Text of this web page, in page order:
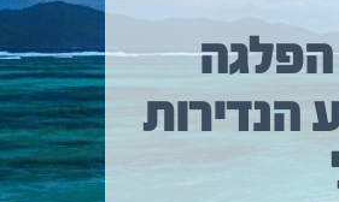
הפלגה
הנדירות